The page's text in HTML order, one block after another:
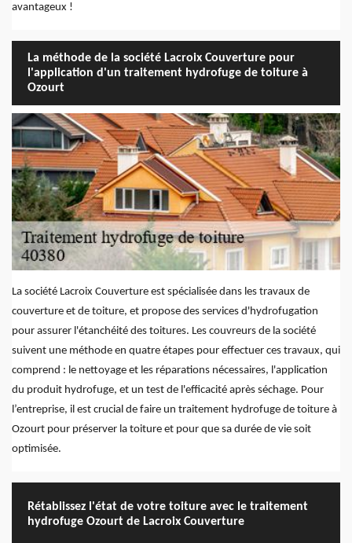
avantageux !
La méthode de la société Lacroix Couverture pour
l'application d'un traitement hydrofuge de toiture à
Ozourt
La société Lacroix Couverture est spécialisée dans les travaux de
couverture et de toiture, et propose des services d'hydrofugation
pour assurer l'étanchéité des toitures. Les couvreurs de la société
suivent une méthode en quatre étapes pour effectuer ces travaux, qui
comprend : le nettoyage et les réparations nécessaires, l'application
du produit hydrofuge, et un test de l'efficacité après séchage. Pour
l’entreprise, il est crucial de faire un traitement hydrofuge de toiture à
Ozourt pour préserver la toiture et pour que sa durée de vie soit
optimisée.
Rétablissez l'état de votre toiture avec le traitement
hydrofuge Ozourt de Lacroix Couverture